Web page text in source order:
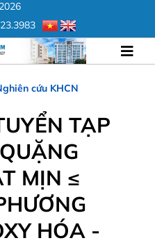
cứu KHCN
TẠP
MỊN ≤
HÓA -